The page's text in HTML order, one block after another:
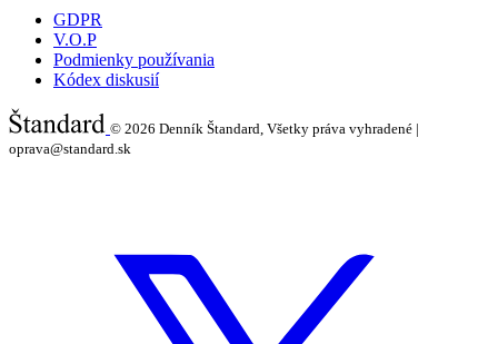
GDPR
V.O.P
Podmienky používania
Kódex diskusií
© 2026 Denník Štandard, Všetky práva vyhradené |
oprava@standard.sk